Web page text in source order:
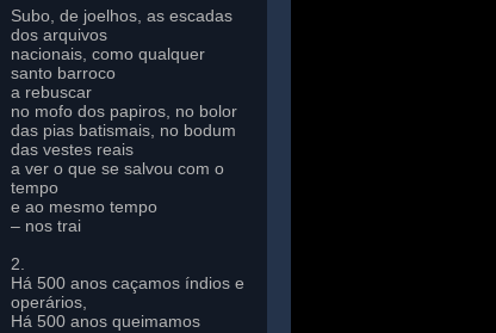
Subo, de joelhos, as escadas
dos arquivos
nacionais, como qualquer
santo barroco
a rebuscar
no mofo dos papiros, no bolor
das pias batismais, no bodum
das vestes reais
a ver o que se salvou com o
tempo
e ao mesmo tempo
– nos trai
2.
Há 500 anos caçamos índios e
operários,
Há 500 anos queimamos